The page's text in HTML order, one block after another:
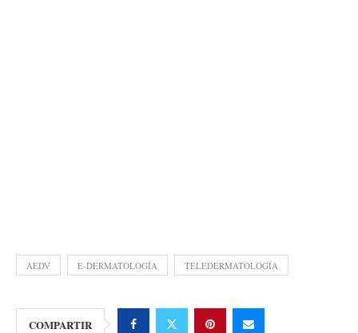
AEDV E-DERMATOLOGÍA TELEDERMATOLOGÍA
COMPARTIR